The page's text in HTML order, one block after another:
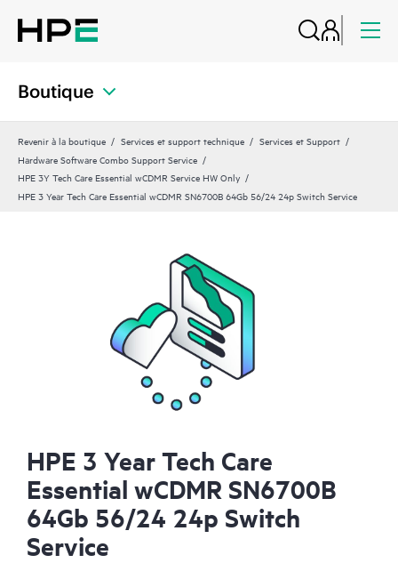
Boutique
Revenir à la boutique Services et support technique
Services et Support
Hardware Software Combo Support Service
HPE 3Y Tech Care Essential wCDMR Service HW Only
HPE 3 Year Tech Care Essential wCDMR SN6700B 64Gb 56/24 24p Switch Service
HPE 3 Year Tech Care
Essential wCDMR SN6700B
64Gb 56/24 24p Switch
Service